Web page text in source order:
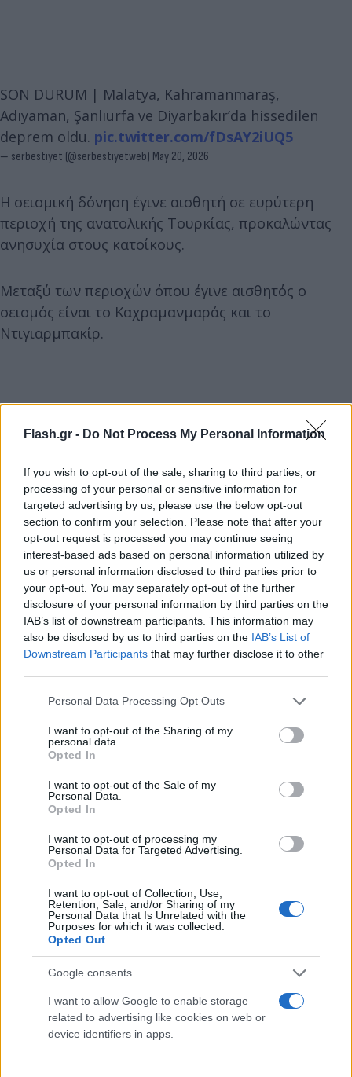
Flash.gr - Do Not Process My Personal Information
If you wish to opt-out of the sale, sharing to third parties, or
processing of your personal or sensitive information for
targeted advertising by us, please use the below opt-out
section to confirm your selection. Please note that after your
opt-out request is processed you may continue seeing
interest-based ads based on personal information utilized by
us or personal information disclosed to third parties prior to
your opt-out. You may separately opt-out of the further
disclosure of your personal information by third parties on the
IAB’s list of downstream participants. This information may
also be disclosed by us to third parties on the IAB’s List of
Downstream Participants that may further disclose it to other
Please note that this website/app uses one or more Google
not limited to your visit or usage behaviour. You may click to
grant or deny consent to Google and its third-party tags to
use your data for below specified purposes in below Google
consent section.
Personal Data Processing Opt Outs
I want to opt-out of the Sharing of my
personal data.
Opted In
I want to opt-out of the Sale of my
Personal Data.
Opted In
I want to opt-out of processing my
Personal Data for Targeted Advertising.
Opted In
I want to opt-out of Collection, Use,
Retention, Sale, and/or Sharing of my
Personal Data that Is Unrelated with the
Purposes for which it was collected.
Opted Out
Google consents
I want to allow Google to enable storage
related to advertising like cookies on web or
device identifiers in apps.
SON DURUM | Malatya, Kahramanmaraş,
Adıyaman, Şanlıurfa ve Diyarbakır’da hissedilen
deprem oldu. pic.twitter.com/fDsAY2iUQ5
— serbestiyet (@serbestiyetweb) May 20, 2026
Η σεισμική δόνηση έγινε αισθητή σε ευρύτερη
περιοχή της ανατολικής Τουρκίας, προκαλώντας
ανησυχία στους κατοίκους.
Μεταξύ των περιοχών όπου έγινε αισθητός ο
σεισμός είναι το Καχραμανμαράς και το
Ντιγιαρμπακίρ.